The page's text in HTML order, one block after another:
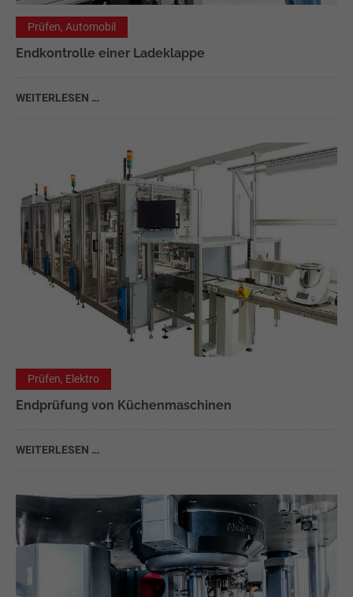
Prüfen, Automobil
Endkontrolle einer Ladeklappe
WEITERLESEN …
Prüfen, Elektro
Endprüfung von Küchenmaschinen
WEITERLESEN …